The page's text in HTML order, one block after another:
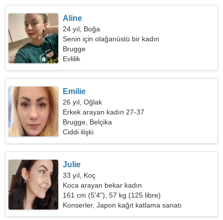
Aline
24 yıl, Boğa
Senin için olağanüstü bir kadın
Brugge
Evlilik
Emilie
26 yıl, Oğlak
Erkek arayan kadın 27-37
Brugge, Belçika
Ciddi ilişki
Julie
33 yıl, Koç
Koca arayan bekar kadın
161 cm (5'4"), 57 kg (125 libre)
Konserler, Japon kağıt katlama sanatı